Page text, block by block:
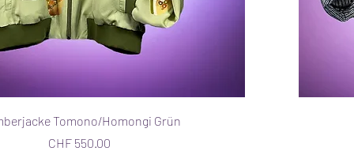
Tomono/Homongi Grün
Preis
CHF 550.00